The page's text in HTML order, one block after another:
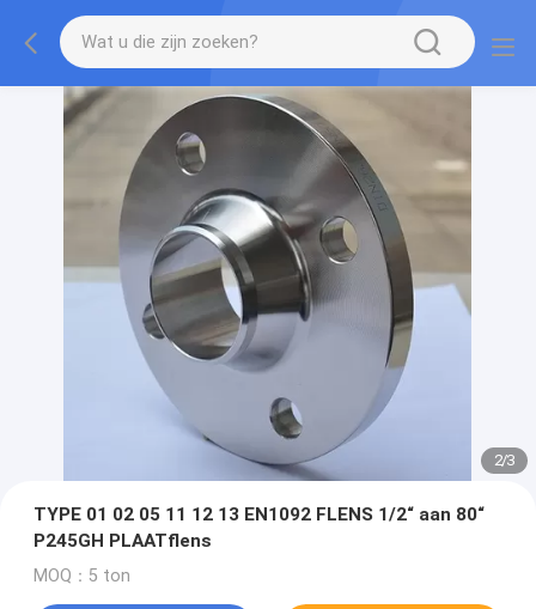
2/3
TYPE 01 02 05 11 12 13 EN1092 FLENS 1/2“ aan 80“
P245GH PLAATflens
MOQ：5 ton